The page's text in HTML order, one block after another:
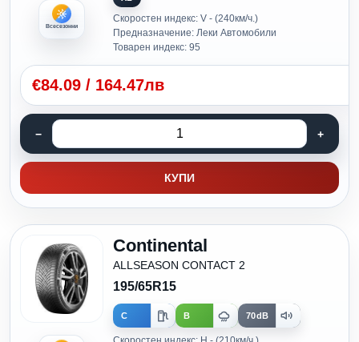
Всесезонни
Скоростен индекс: V - (240км/ч.)
Предназначение: Леки Автомобили
Товарен индекс: 95
€84.09 / 164.47лв
КУПИ
Continental
ALLSEASON CONTACT 2
195/65R15
C B 70dB